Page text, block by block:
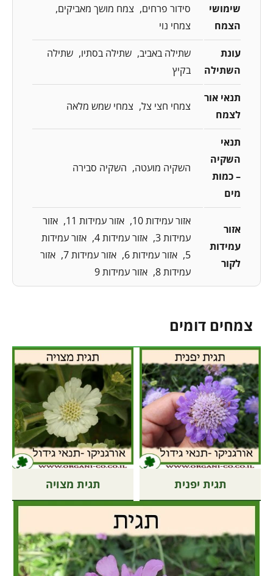
שימושי
הצמח
סידור פרחים
צמח מושך מאביקים
צמחי נוי
עונת
השתילה
שתילה באביב שתילה בסתיו
שתילה
בקיץ
תנאי אור
לצמח
צמחי חצי צל צמחי שמש מלאה
תנאי
השקיה
– כמות
מים
השקיה מועטה השקיה סבירה
אזור
עמידות
לקור
אזור עמידות 10 אזור עמידות 11
אזור
עמידות 3
אזור עמידות 4
אזור עמידות
5
אזור עמידות 6 אזור עמידות 7
אזור
עמידות 8
אזור עמידות 9
צמחים דומים
תגית יפנית תגית מצויה